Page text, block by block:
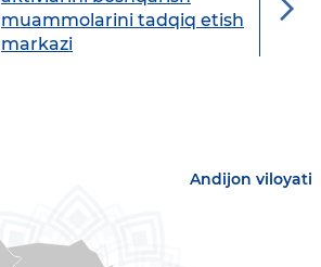
muammolarini tadqiq etish
markazi
Andijon viloyati